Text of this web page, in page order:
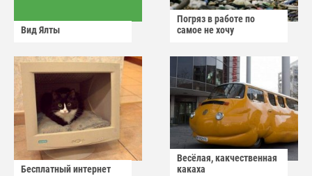
Вид Ялты
Погряз в работе по
самое не хочу
Бесплатный интернет
Весёлая, какчественная
какаха